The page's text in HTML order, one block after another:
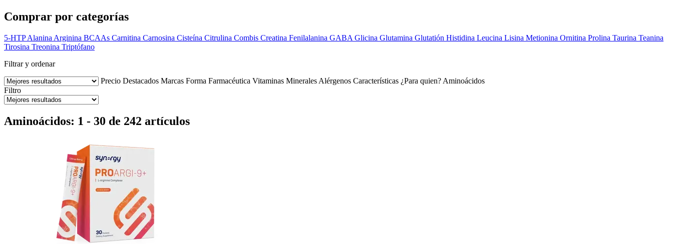
Comprar por categorías
5-HTP Alanina Arginina BCAAs Carnitina Carnosina Cisteína Citrulina Combis Creatina Fenilalanina GABA Glicina Glutamina Glutatión Histidina Leucina Lisina Metionina Ornitina Prolina Taurina Teanina
Tirosina Treonina Triptófano
Filtrar y ordenar
Precio Destacados Marcas Forma Farmacéutica Vitaminas Minerales Alérgenos Características ¿Para quien? Aminoácidos
Filtro
Aminoácidos: 1 - 30 de 242 artículos